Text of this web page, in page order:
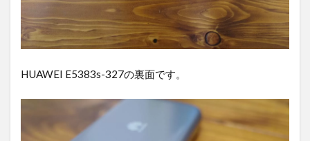
HUAWEI E5383s-327の裏面です。